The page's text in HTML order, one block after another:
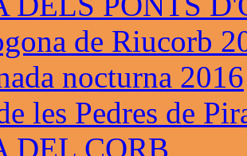
de Riucorb
nocturna 2016
les Pedres de
DEL CORB